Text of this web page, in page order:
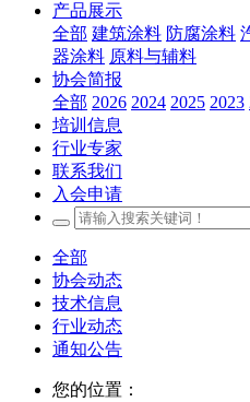
产品展示
全部 建筑涂料 防腐涂料
器涂料 原料与辅料
协会简报
全部 2026 2024 2025 2023
培训信息
行业专家
联系我们
入会申请
全部
协会动态
技术信息
行业动态
通知公告
您的位置：